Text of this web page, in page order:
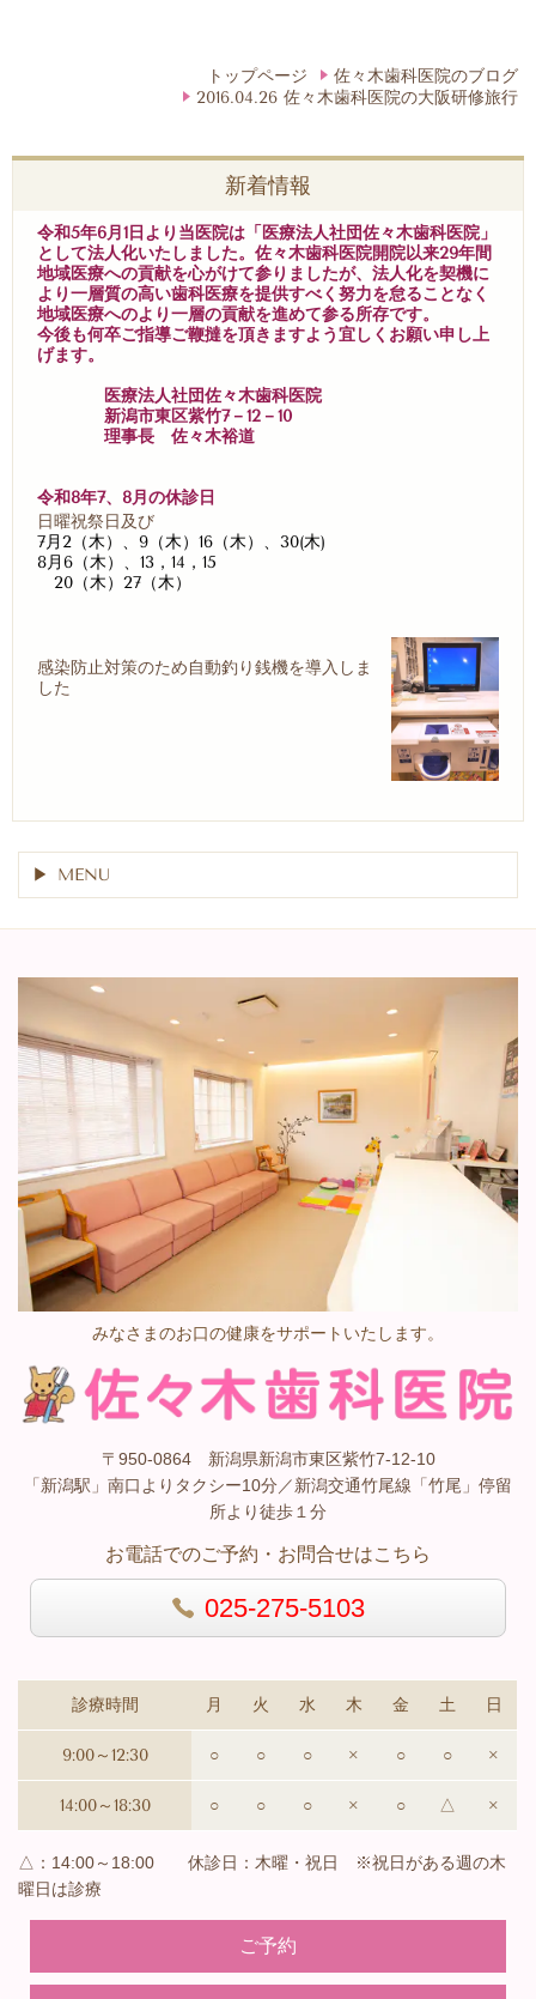
トップページ
佐々木歯科医院のブログ
2016.04.26 佐々木歯科医院の大阪研修旅行
新着情報
令和5年6月1日より当医院は「医療法人社団佐々木歯科医院」
として法人化いたしました。佐々木歯科医院開院以来29年間
地域医療への貢献を心がけて参りましたが、法人化を契機に
より一層質の高い歯科医療を提供すべく努力を怠ることなく
地域医療へのより一層の貢献を進めて参る所存です。
今後も何卒ご指導ご鞭撻を頂きますよう宜しくお願い申し上
げます。
医療法人社団佐々木歯科医院
新潟市東区紫竹7－12－10
理事長 佐々木裕道
令和8年7、8月の休診日
日曜祝祭日及び
7月2（木）、9（木）16（木）、30(木)
8月6（木）、13，14，15
20（木）27（木）
感染防止対策のため自動釣り銭機を導入しま
した
MENU
みなさまのお口の健康をサポートいたします。
〒950-0864 新潟県新潟市東区紫竹7-12-10
「新潟駅」南口よりタクシー10分／新潟交通竹尾線「竹尾」停留
所より徒歩１分
お電話でのご予約・お問合せはこちら
025-275-5103
診療時間 月 火 水 木 金 土 日
9:00～12:30 ○ ○ ○ × ○ ○ ×
14:00～18:30 ○ ○ ○ × ○ △ ×
△：14:00～18:00 休診日：木曜・祝日 ※祝日がある週の木
曜日は診療
ご予約